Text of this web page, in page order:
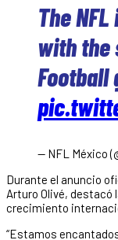
The
with the
Football
— NFL México
Durante el anuncio
Arturo Olivé, destacó
crecimiento
“Estamos